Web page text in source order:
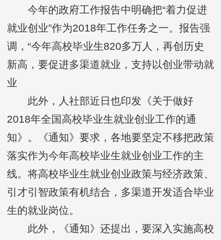
今年的政府工作报告中明确把“着力促进
就业创业”作为2018年工作任务之一。报告强
调，“今年高校毕业生820多万人，再创历史
新高，要促进多渠道就业，支持以创业带动就
业
此外，人社部近日也印发《关于做好
2018年全国高校毕业生就业创业工作的通
知》。《通知》要求，各地要坚定不移把政策
落实作为今年高校毕业生就业创业工作的主
线。将高校毕业生就业创业政策与经济政策、
引才引智政策有机结合，多渠道开发适合毕业
生的就业岗位。
此外，《通知》还提出，要深入实施高校